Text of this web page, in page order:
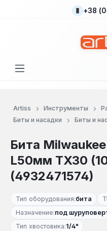
Перейти к основному
+38
Artiss Инструменты
Биты и насадки
Биты и
Бита
L50мм TX30
(4932471574)
Тип оборудования:бита
Назначение:под
Тип хвостовика:1/4"